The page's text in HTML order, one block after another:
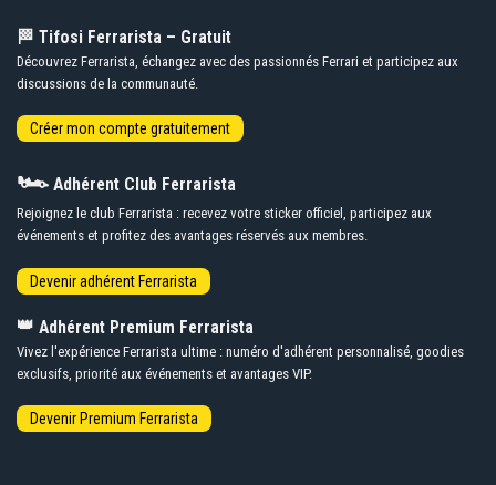
🏁 Tifosi Ferrarista – Gratuit
Découvrez Ferrarista, échangez avec des passionnés Ferrari et participez aux
discussions de la communauté.
🏎️ Adhérent Club Ferrarista
Rejoignez le club Ferrarista : recevez votre sticker officiel, participez aux
événements et profitez des avantages réservés aux membres.
👑 Adhérent Premium Ferrarista
Vivez l'expérience Ferrarista ultime : numéro d'adhérent personnalisé, goodies
exclusifs, priorité aux événements et avantages VIP.